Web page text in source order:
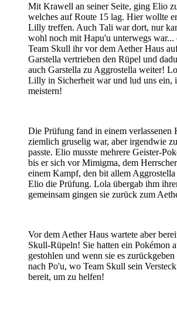
Mit Krawell an seiner Seite, ging Elio
welches auf Route 15 lag. Hier wollte
Lilly treffen. Auch Tali war dort, nur
wohl noch mit Hapu'u unterwegs war...
Team Skull ihr vor dem Aether Haus
Garstella vertrieben den Rüpel und
auch Garstella zu Aggrostella weiter!
Lilly in Sicherheit war und lud uns ein,
meistern!
Die Prüfung fand in einem verlassenen
ziemlich gruselig war, aber irgendwie
passte. Elio musste mehrere Geister-
bis er sich vor Mimigma, dem
einem Kampf, den bit allem
Elio die Prüfung. Lola übergab ihm
gemeinsam gingen sie zurück zum
Vor dem Aether Haus wartete aber
Skull-Rüpeln! Sie hatten ein Pokémon
gestohlen und wenn sie es
nach Po'u, wo Team Skull sein
bereit, um zu helfen!